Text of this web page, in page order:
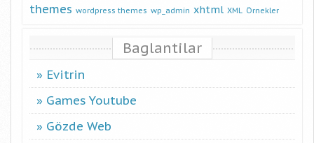
themes wordpress themes wp_admin xhtml XML Örnekler
Baglantilar
Evitrin
Games Youtube
Gözde Web